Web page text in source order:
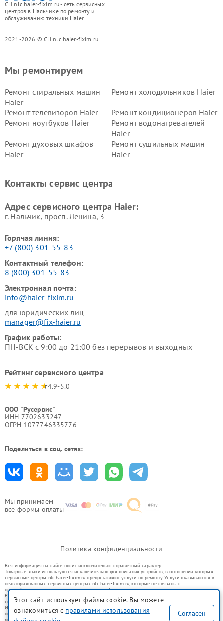
СЦ nlc.haier-fixim.ru - сеть сервисных
центров в Нальчике по ремонту и
обслуживанию техники Haier
2021-2026 © СЦ nlc.haier-fixim.ru
Мы принимаем
все формы оплаты
Мы ремонтируем
Ремонт стиральных машин
Haier
Ремонт холодильников Haier
Ремонт телевизоров Haier
Ремонт кондиционеров Haier
Ремонт ноутбуков Haier
Ремонт водонагревателей
Haier
Ремонт духовых шкафов
Haier
Ремонт сушильных машин
Haier
Ремонт роботов-пылесосов
Ремонт посудомоечных
Контакты сервис центра
Адрес сервисного центра Haier:
г. Нальчик, просп. Ленина, 3
Горячая линия:
+7 (800) 301-55-83
Контактный телефон:
8 (800) 301-55-83
Электронная почта:
info@haier-fixim.ru
для юридических лиц
manager@fix-haier.ru
График работы:
ПН-ВСК с 9:00 до 21:00 без перерывов и выходных
Рейтинг сервисного центра
4.9-5.0
ООО "Русервис"
ИНН 7702633247
ОГРН 1077746335776
Поделиться в соц. сетях:
Политика конфиденциальности
Вся информация на сайте носит исключительно справочный характер.
Товарные знаки используются исключительно для описания устройств, в отношении которых
сервисные центры nlc.haier-fixim.ru предоставляют услуги по ремонту. Услуги оказываются в
неавторизованных сервисных центрах nlc.haier-fixim.ru, которые не связаны с
правообладателями товарных знаков или их официальными представителями.
Ремонт осуществляется для устройств, уже введенных в гражданский оборот в соответствии
со статьей 1487 ГК РФ.
Использование товарных знаков не преследует цели индивидуализации услуг или введения
потребителей в заблуждение, а служит для информирования о предоставляемых услугах по
ремонту техники указанных брендов.
Этот сайт использует файлы cookie. Вы можете
ознакомиться с правилами использования
Согласен